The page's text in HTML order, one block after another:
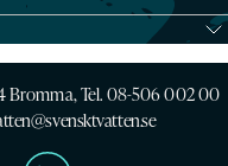
Bromma, Tel. 08-506 002 00